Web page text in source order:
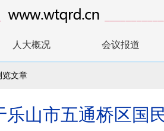
人大概况 会议报道
览文章
乐山市五通桥区国